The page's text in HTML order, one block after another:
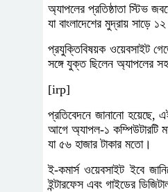
অ্যাপলের প্রতিষ্ঠাতা স্টিভ
যা বাংলাদেশের মুদ্রায় সাড়ে
প্রযুক্তিবিষয়ক ওয়েবসাইট
সঙ্গে যুক্ত ছিলেন অ্যাপলের
[irp]
প্রতিবেদনে জানানো হয়েছে,
আগে অ্যাপল-১ কম্পিউটারটি
যা ৫৬ হাজার টাকার মতো।
ই-কমার্স ওয়েবসাইট ইবে
ইন্টারফেস এবং গাইডের